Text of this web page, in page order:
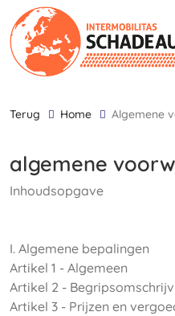
terug Home algemene
algemene
Inhoudsopgave
I. Algemene bepalingen
Artikel 1 - Algemeen
Artikel 2 -
Artikel 3 - Prijzen en